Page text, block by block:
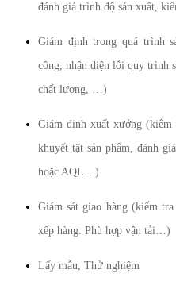
đánh giá trình độ sản xuất,
Giám định trong quá trình
công, nhận diện lỗi quy trình
chất lượng, …)
Giám định xuất xưởng (kiểm
khuyết tật sản phẩm, đánh
hoặc AQL…)
Giám sát giao hàng (kiểm
xếp hàng. Phù hợp vận tải…)
Lấy mẫu, Thử nghiệm